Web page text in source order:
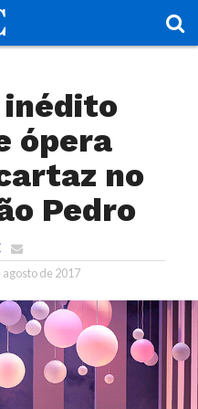
inédito
ópera
no
Pedro
agosto de 2017